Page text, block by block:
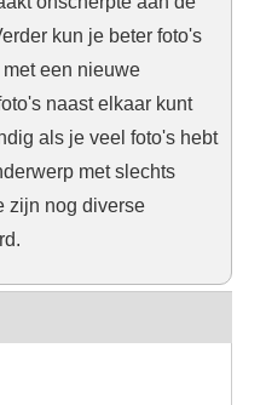
kun je beter foto's
een nieuwe
naast elkaar kunt
als je veel foto's hebt
met slechts
zijn nog diverse